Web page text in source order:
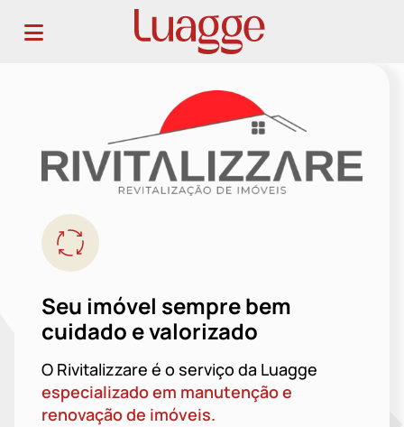
Seu imóvel sempre bem
cuidado e valorizado
O Rivitalizzare é o serviço da Luagge
especializado em manutenção e
renovação de imóveis.